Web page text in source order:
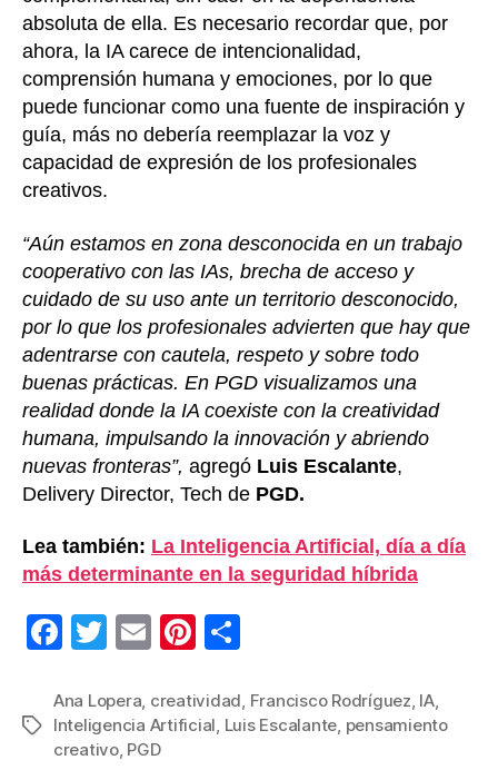
absoluta de ella. Es necesario recordar que, por
ahora, la IA carece de intencionalidad,
comprensión humana y emociones, por lo que
puede funcionar como una fuente de inspiración y
guía, más no debería reemplazar la voz y
capacidad de expresión de los profesionales
creativos.
“Aún estamos en zona desconocida en un trabajo
cooperativo con las IAs, brecha de acceso y
cuidado de su uso ante un territorio desconocido,
por lo que los profesionales advierten que hay que
adentrarse con cautela, respeto y sobre todo
buenas prácticas. En PGD visualizamos una
realidad donde la IA coexiste con la creatividad
humana, impulsando la innovación y abriendo
nuevas fronteras”, agregó Luis Escalante,
Delivery Director, Tech de PGD.
Lea también: La Inteligencia Artificial, día a día
más determinante en la seguridad híbrida
F
c
e
T
tt
er
E
ail
Pi
er
e
m
p
Etiquetas
Ana Lopera creatividad Francisco Rodríguez IA,
Inteligencia Artificial Luis Escalante pensamiento
creativo, PGD